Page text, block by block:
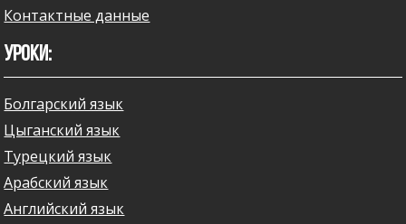
УРОКИ:
Болгарский язык
Цыганский язык
Турецкий язык
Арабский язык
Английский язык
Контактные данные